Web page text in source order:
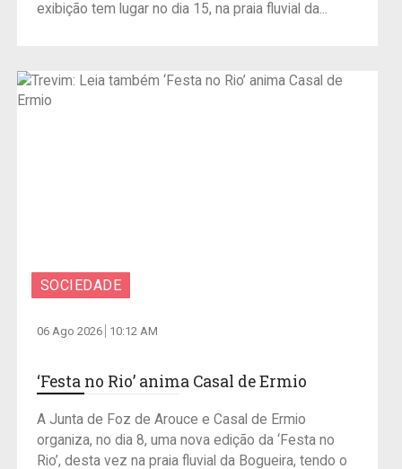
exibição tem lugar no dia 15, na praia fluvial da...
SOCIEDADE
06 Ago 2026 10:12 AM
‘Festa no Rio’ anima Casal de Ermio
A Junta de Foz de Arouce e Casal de Ermio
organiza, no dia 8, uma nova edição da ‘Festa no
Rio’, desta vez na praia fluvial da Bogueira, tendo o